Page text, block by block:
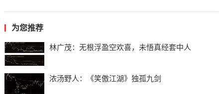
为您推荐
林广茂：无根浮盈空欢喜，未悟真经套中人
浓汤野人：《笑傲江湖》独孤九剑